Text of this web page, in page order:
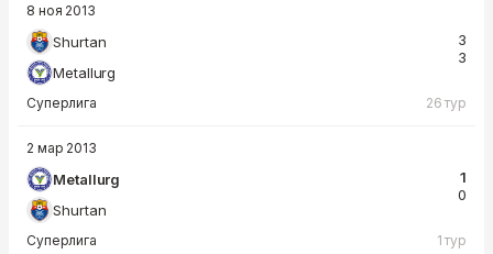
8 ноя 2013
Shurtan
Metallurg
3
3
Суперлига 26 тур
2 мар 2013
Metallurg
Shurtan
1
0
Суперлига 1 тур